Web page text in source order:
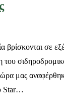
βρίσκονται σε
του
μας
Star…